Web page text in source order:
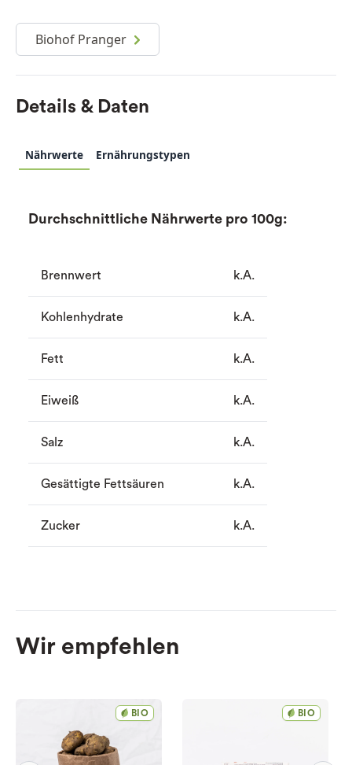
Biohof Pranger
Details & Daten
Nährwerte Ernährungstypen
Durchschnittliche Nährwerte pro 100g:
Brennwert k.A.
Kohlenhydrate k.A.
Fett k.A.
Eiweiß k.A.
Salz k.A.
Gesättigte Fettsäuren k.A.
Zucker k.A.
Wir empfehlen
BIO BIO